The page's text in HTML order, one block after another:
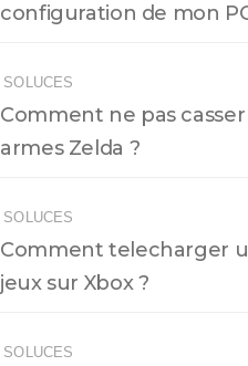
configuration de mon
SOLUCES
Comment ne pas casser
armes Zelda ?
SOLUCES
Comment telecharger
jeux sur Xbox ?
SOLUCES